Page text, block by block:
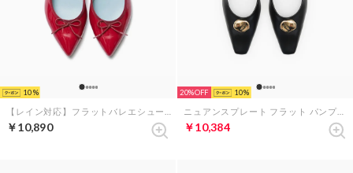
10
￥10,890
20% 10
￥10,384